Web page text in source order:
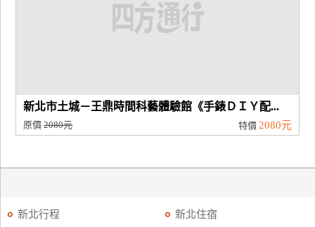
新北市土城－王鼎時間科藝體驗館《手錶ＤＩＹ配...
原價2080元 特價 2080元
新北行程 新北住宿